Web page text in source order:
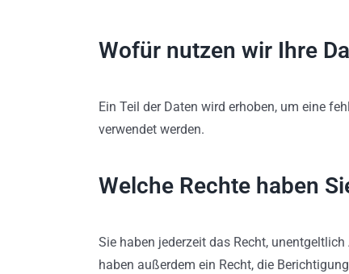
Wofür nutzen wir Ihre
Ein Teil der Daten wird erhoben, um eine
verwendet werden.
Welche Rechte haben
Sie haben jederzeit das Recht,
haben außerdem ein Recht, die